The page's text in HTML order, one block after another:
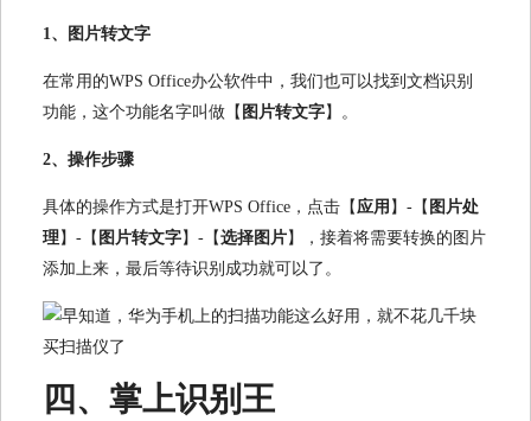
1、图片转文字
在常用的WPS Office办公软件中，我们也可以找到文档识别
功能，这个功能名字叫做【 图片转文字】。
2、操作步骤
具体的操作方式是打开WPS Office，点击【 应用 】-【 图片处
理】-【 图片转文字】-【选择图片】，接着将需要转换的图片
添加上来，最后等待识别成功就可以了。
四、掌上识别王